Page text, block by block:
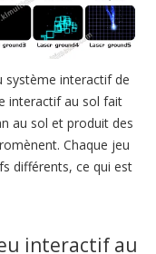
système interactif de
interactif au sol fait
au sol et produit des
Chaque jeu
différents, ce qui est
interactif au